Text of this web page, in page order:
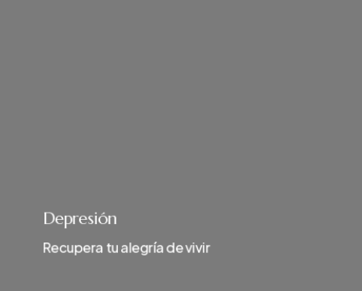
Depresión
Recupera tu alegría de vivir